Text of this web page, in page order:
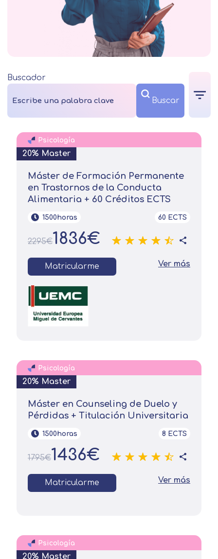
Buscador
Psicología
20% Master
Máster de Formación Permanente
en Trastornos de la Conducta
Alimentaria + 60 Créditos ECTS
1500horas 60 ECTS
2295€1836€
Matricularme Ver más
Psicología
20% Master
Máster en Counseling de Duelo y
Pérdidas + Titulación Universitaria
1500horas 8 ECTS
1795€1436€
Matricularme Ver más
Psicología
20% Master
Solicitar
información
Nombre
información
Nombre
Telefono
Email
Centro de
Utilizamos cookies propias y de terceros